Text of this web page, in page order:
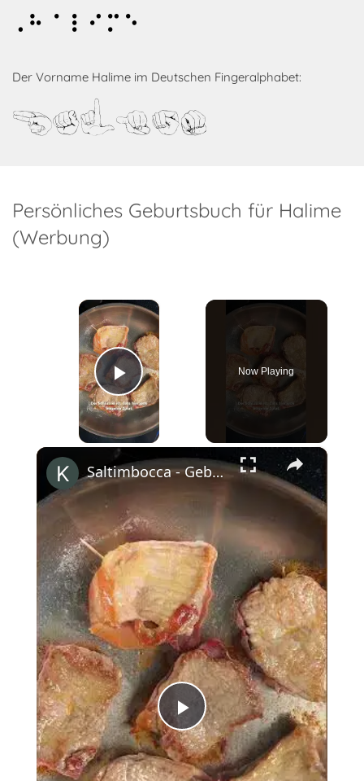
Halime
Der Vorname Halime im Deutschen Fingeralphabet:
Halime
Persönliches Geburtsbuch für Halime
(Werbung)
×
Play Video
Now Playing
×
Play
Saltimbocca - Gebratenes Kalbsschnitzel mit Schinken und Salbei #shorts